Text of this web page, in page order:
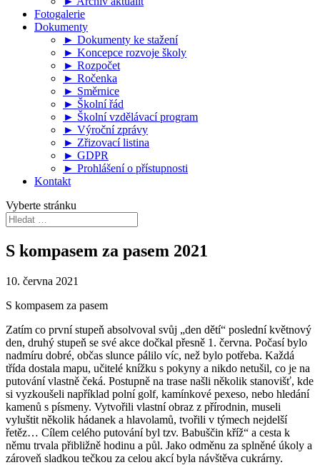
Fotogalerie
Dokumenty
► Dokumenty ke stažení
► Koncepce rozvoje školy
► Rozpočet
► Ročenka
► Směrnice
► Školní řád
► Školní vzdělávací program
► Výroční zprávy
► Zřizovací listina
► GDPR
► Prohlášení o přístupnosti
Kontakt
Vyberte stránku
S kompasem za pasem 2021
10. června 2021
S kompasem za pasem
Zatím co první stupeň absolvoval svůj „den dětí“ poslední květnový
den, druhý stupeň se své akce dočkal přesně 1. června. Počasí bylo
nadmíru dobré, občas slunce pálilo víc, než bylo potřeba. Každá
třída dostala mapu, učitelé knížku s pokyny a nikdo netušil, co je na
putování vlastně čeká. Postupně na trase našli několik stanovišť, kde
si vyzkoušeli například polní golf, kamínkové pexeso, nebo hledání
kamenů s písmeny. Vytvořili vlastní obraz z přírodnin, museli
vyluštit několik hádanek a hlavolamů, tvořili v týmech nejdelší
řetěz… Cílem celého putování byl tzv. Babuščin kříž“ a cesta k
němu trvala přibližně hodinu a půl. Jako odměnu za splněné úkoly a
zároveň sladkou tečkou za celou akcí byla návštěva cukrárny.